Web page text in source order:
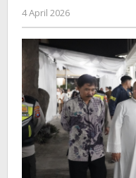
4 April 2026
BangAdmin